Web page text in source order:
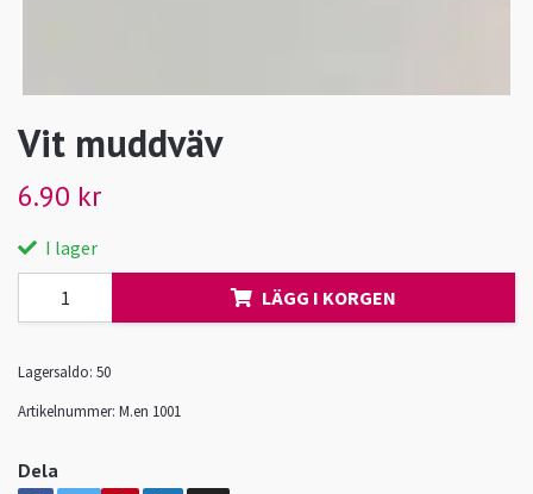
Vit muddväv
6.90 kr
I lager
LÄGG I KORGEN
Lagersaldo: 50
Artikelnummer: M.en 1001
Dela